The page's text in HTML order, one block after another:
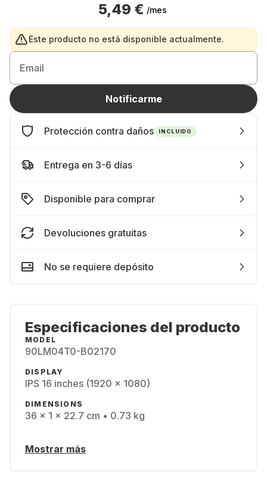
5,49 € /mes
Este producto no está disponible actualmente.
Email
Notificarme
Protección contra daños INCLUIDO
Entrega en 3-6 días
Disponible para comprar
Devoluciones gratuitas
No se requiere depósito
Especificaciones del producto
MODEL
90LM04T0-B02170
DISPLAY
IPS 16 inches (1920 x 1080)
DIMENSIONS
36 x 1 x 22.7 cm • 0.73 kg
Mostrar más